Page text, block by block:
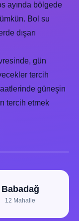
ayında bölgede
Bol su
dışarı
gün
tercih
güneşin
tercih etmek
Babadağ
12 Mahalle